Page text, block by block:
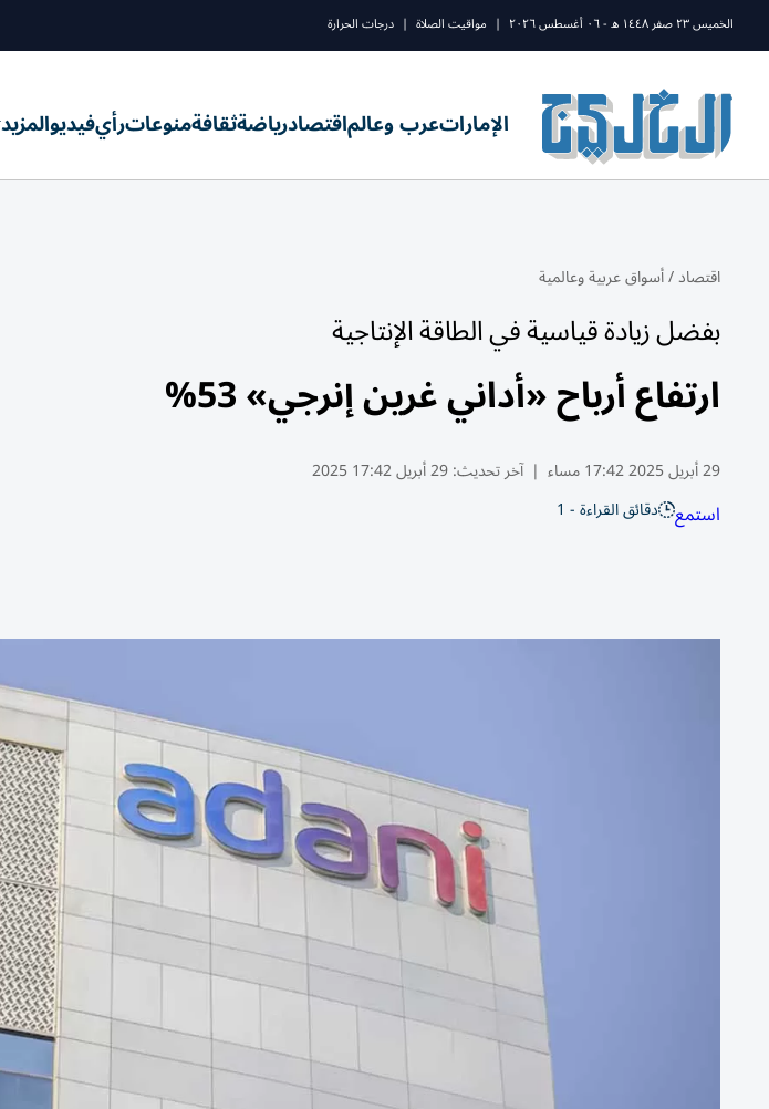
الخميس ٢٣ صفر ١٤٤٨ ه - ٠٦ أغسطس ٢٠٢٦ | مواقيت الصلاة | درجات الحرارة
الإماراتعرب وعالماقتصادرياضةثقافةمنوعاترأيفيديوالمزيد
اقتصاد/أسواق عربية وعالمية
بفضل زيادة قياسية في الطاقة الإنتاجية
ارتفاع أرباح «أداني غرين إنرجي» 53%
29 أبريل 2025 17:42 مساء | آخر تحديث:29 أبريل 17:42 2025
استمع دقائق القراءة - 1